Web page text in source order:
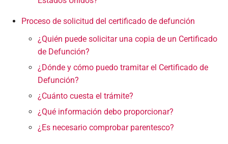
Proceso de solicitud del certificado de defunción
¿Quién puede solicitar una copia de un Certificado
de Defunción?
¿Dónde y cómo puedo tramitar el Certificado de
Defunción?
¿Cuánto cuesta el trámite?
¿Qué información debo proporcionar?
¿Es necesario comprobar parentesco?